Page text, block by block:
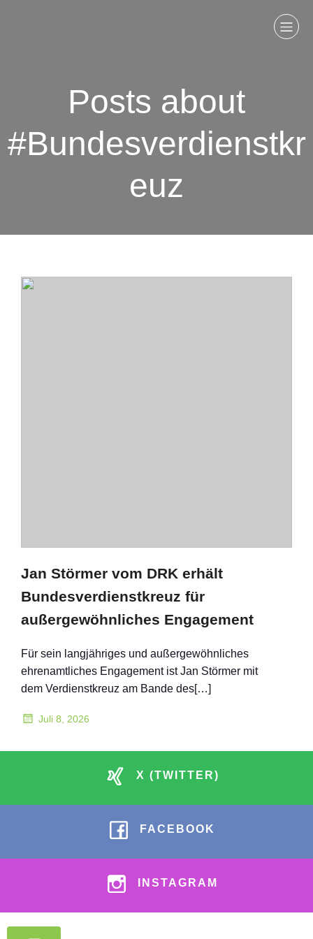
Posts about
#Bundesverdienstkr
euz
Jan Störmer vom DRK erhält
Bundesverdienstkreuz für
außergewöhnliches Engagement
Für sein langjähriges und außergewöhnliches
ehrenamtliches Engagement ist Jan Störmer mit
dem Verdienstkreuz am Bande des[…]
Juli 8, 2026
X (TWITTER)
FACEBOOK
INSTAGRAM